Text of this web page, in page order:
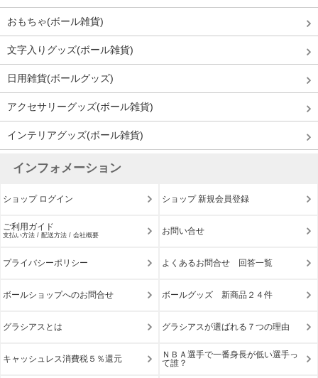
おもちゃ(ボール雑貨)
文字入りグッズ(ボール雑貨)
日用雑貨(ボールグッズ)
アクセサリーグッズ(ボール雑貨)
インテリアグッズ(ボール雑貨)
インフォメーション
ショップ ログイン ショップ 新規会員登録
ご利用ガイド
支払い方法 / 配送方法 / 会社概要 お問い合せ
プライバシーポリシー よくあるお問合せ 回答一覧
ボールショップへのお問合せ ボールグッズ 新商品２４件
グラシアスとは グラシアスが選ばれる７つの理由
キャッシュレス消費税５％還元
ＮＢＡ選手で一番身長が低い選手っ
て誰？